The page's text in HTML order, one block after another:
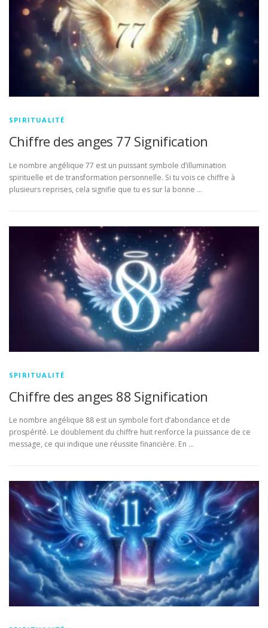
SPIRITUALITÉ
Chiffre des anges 77 Signification
Le nombre angélique 77 est un puissant symbole d’illumination
spirituelle et de transformation personnelle. Si tu vois ce chiffre à
plusieurs reprises, cela signifie que tu es sur la bonne …
SPIRITUALITÉ
Chiffre des anges 88 Signification
Le nombre angélique 88 est un symbole fort d’abondance et de
prospérité. Le doublement du chiffre huit renforce la puissance de ce
message, ce qui indique une réussite financière. En …